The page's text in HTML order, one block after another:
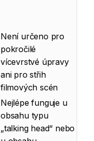
Není určeno pro
pokročilé
vícevrstvé úpravy
ani pro střih
filmových scén
Nejlépe funguje u
obsahu typu
„talking head“ nebo